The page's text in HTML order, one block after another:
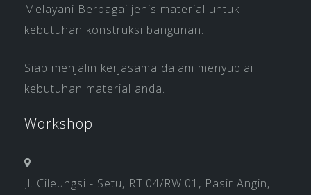
Melayani Berbagai jenis material untuk
kebutuhan konstruksi bangunan.
Siap menjalin kerjasama dalam menyuplai
kebutuhan material anda.
Workshop
Jl. Cileungsi - Setu, RT.04/RW.01, Pasir Angin,